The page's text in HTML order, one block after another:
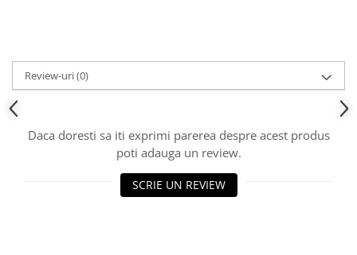
Review-uri(0)
Daca doresti sa iti exprimi parerea despre acest produs
poti adauga un review.
SCRIE UN REVIEW